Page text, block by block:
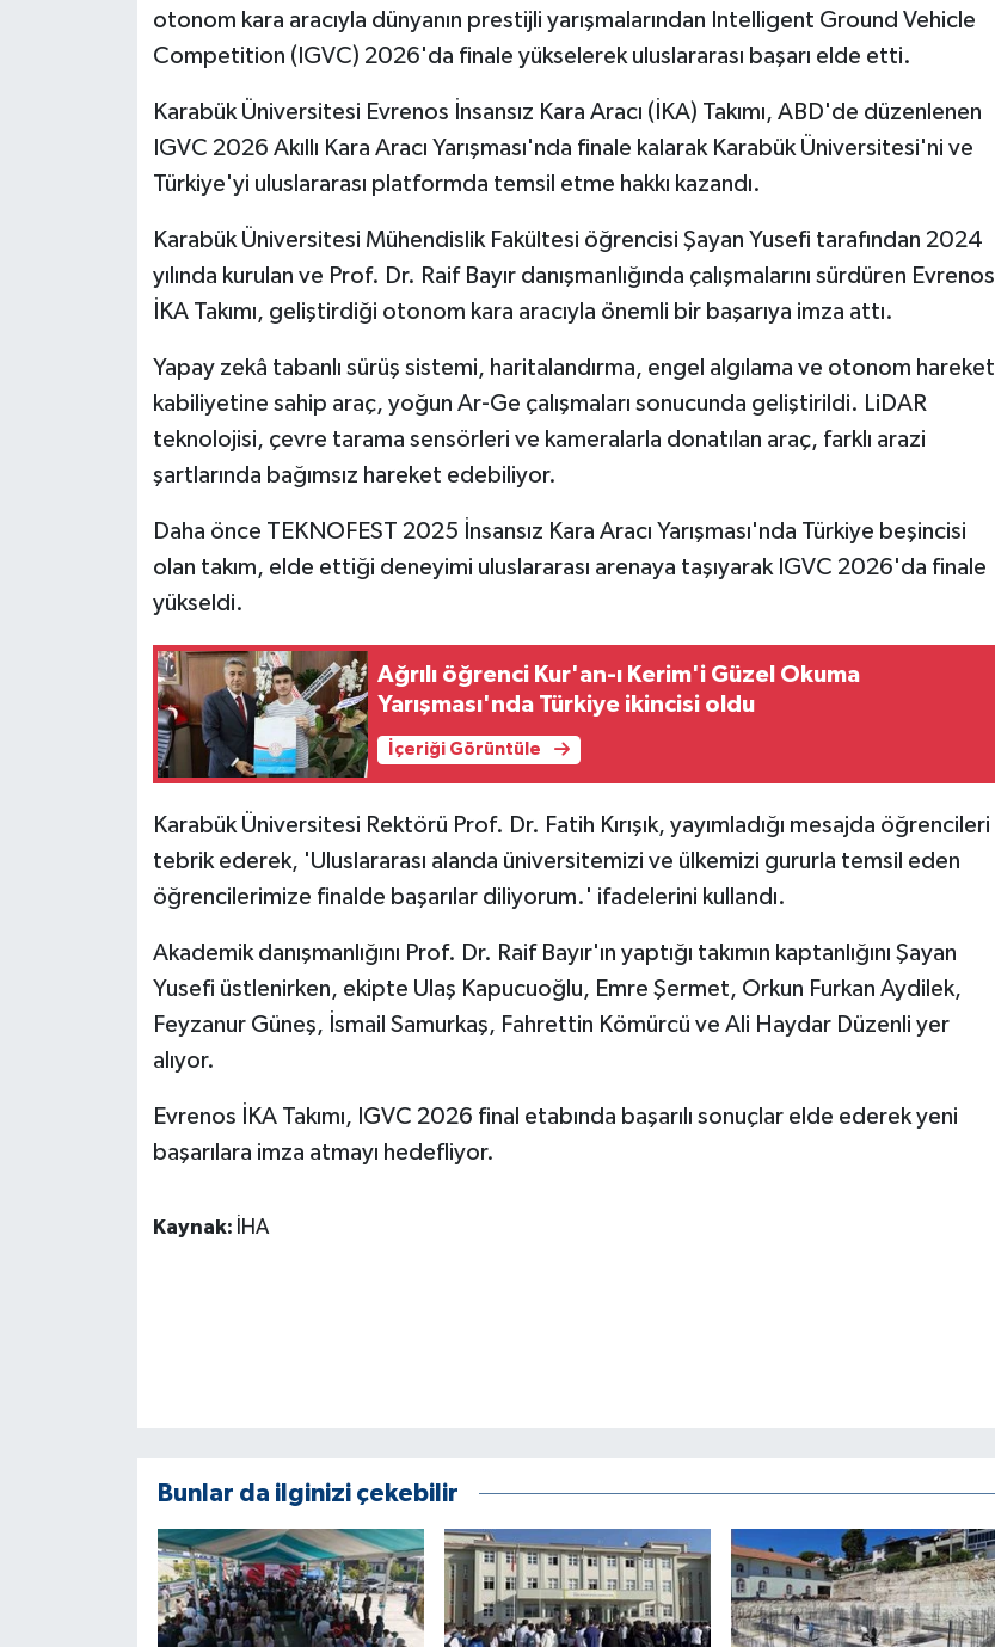
otonom kara aracıyla dünyanın prestijli yarışmalarından Intelligent Ground Vehicle
Competition (IGVC) 2026'da finale yükselerek uluslararası başarı elde etti.
Karabük Üniversitesi Evrenos İnsansız Kara Aracı (İKA) Takımı, ABD'de düzenlenen
IGVC 2026 Akıllı Kara Aracı Yarışması'nda finale kalarak Karabük Üniversitesi'ni ve
Türkiye'yi uluslararası platformda temsil etme hakkı kazandı.
Karabük Üniversitesi Mühendislik Fakültesi öğrencisi Şayan Yusefi tarafından 2024
yılında kurulan ve Prof. Dr. Raif Bayır danışmanlığında çalışmalarını sürdüren Evrenos
İKA Takımı, geliştirdiği otonom kara aracıyla önemli bir başarıya imza attı.
Yapay zekâ tabanlı sürüş sistemi, haritalandırma, engel algılama ve otonom hareket
kabiliyetine sahip araç, yoğun Ar-Ge çalışmaları sonucunda geliştirildi. LiDAR
teknolojisi, çevre tarama sensörleri ve kameralarla donatılan araç, farklı arazi
şartlarında bağımsız hareket edebiliyor.
Daha önce TEKNOFEST 2025 İnsansız Kara Aracı Yarışması'nda Türkiye beşincisi
olan takım, elde ettiği deneyimi uluslararası arenaya taşıyarak IGVC 2026'da finale
yükseldi.
Ağrılı öğrenci Kur'an-ı Kerim'i Güzel Okuma
Yarışması'nda Türkiye ikincisi oldu
İçeriği Görüntüle
Karabük Üniversitesi Rektörü Prof. Dr. Fatih Kırışık, yayımladığı mesajda öğrencileri
tebrik ederek, 'Uluslararası alanda üniversitemizi ve ülkemizi gururla temsil eden
öğrencilerimize finalde başarılar diliyorum.' ifadelerini kullandı.
Akademik danışmanlığını Prof. Dr. Raif Bayır'ın yaptığı takımın kaptanlığını Şayan
Yusefi üstlenirken, ekipte Ulaş Kapucuoğlu, Emre Şermet, Orkun Furkan Aydilek,
Feyzanur Güneş, İsmail Samurkaş, Fahrettin Kömürcü ve Ali Haydar Düzenli yer
alıyor.
Evrenos İKA Takımı, IGVC 2026 final etabında başarılı sonuçlar elde ederek yeni
başarılara imza atmayı hedefliyor.
Kaynak: İHA
Bunlar da ilginizi çekebilir
HABERDE İNSAN
Jandarma
KÜLTÜR SANAT
MAGAZİN
Otomobil
SPOR HABERLERİ
TEKNOLOJİ
ÜLKE GÜNDEMİ
Yerel Haberler